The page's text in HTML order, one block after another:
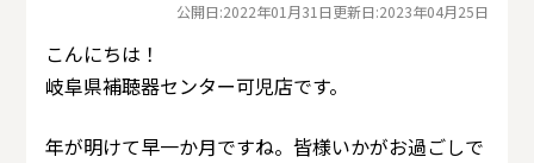
公開日:2022年01月31日更新日:2023年04月25日
こんにちは！
岐阜県補聴器センター可児店です。
年が明けて早一か月ですね。皆様いかがお過ごしで